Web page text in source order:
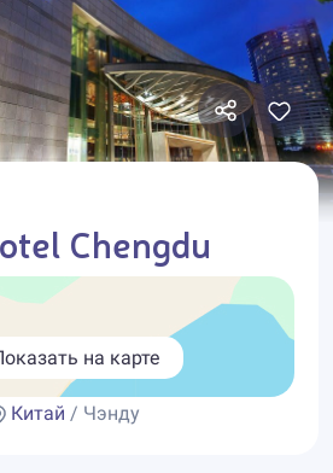
Chengdu
на карте
Китай / Чэнду